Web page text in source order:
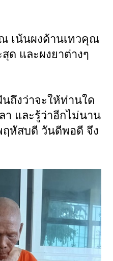
เน้นผงด้านเทวคุณ
ด และผงยาต่างๆ
ถึงว่าจะให้ท่านใด
า และรู้ว่าอีกไม่นาน
ฤหัสบดี วันดีพอดี จึง